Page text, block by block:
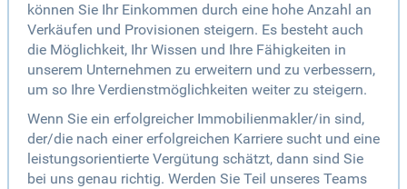
können Sie Ihr Einkommen durch eine hohe Anzahl an
Verkäufen und Provisionen steigern. Es besteht auch
die Möglichkeit, Ihr Wissen und Ihre Fähigkeiten in
unserem Unternehmen zu erweitern und zu verbessern,
um so Ihre Verdienstmöglichkeiten weiter zu steigern.
Wenn Sie ein erfolgreicher Immobilienmakler/in sind,
der/die nach einer erfolgreichen Karriere sucht und eine
leistungsorientierte Vergütung schätzt, dann sind Sie
bei uns genau richtig. Werden Sie Teil unseres Teams